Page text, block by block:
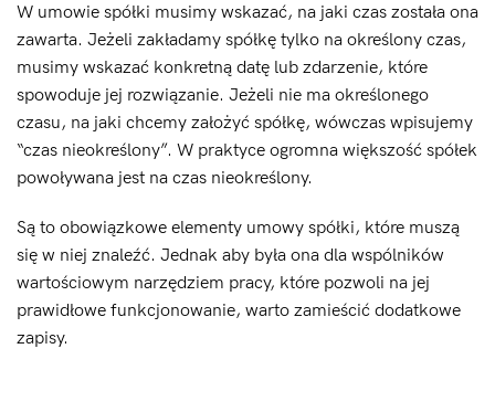
W umowie spółki musimy wskazać, na jaki czas została ona
zawarta. Jeżeli zakładamy spółkę tylko na określony czas,
musimy wskazać konkretną datę lub zdarzenie, które
spowoduje jej rozwiązanie. Jeżeli nie ma określonego
czasu, na jaki chcemy założyć spółkę, wówczas wpisujemy
“czas nieokreślony”. W praktyce ogromna większość spółek
powoływana jest na czas nieokreślony.
Są to obowiązkowe elementy umowy spółki, które muszą
się w niej znaleźć. Jednak aby była ona dla wspólników
wartościowym narzędziem pracy, które pozwoli na jej
prawidłowe funkcjonowanie, warto zamieścić dodatkowe
zapisy.